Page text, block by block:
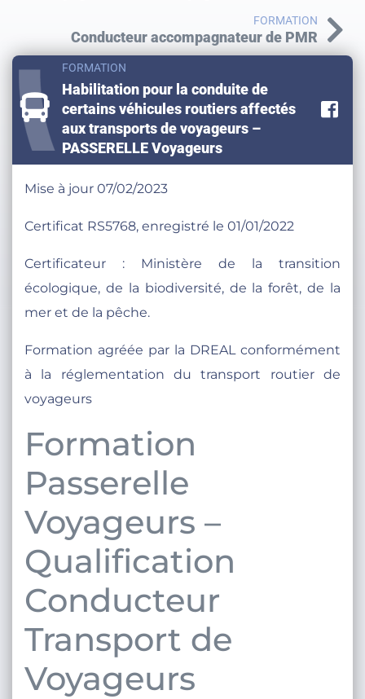
FORMATION
Conducteur accompagnateur de PMR
FORMATION
Habilitation pour la conduite de
certains véhicules routiers affectés
aux transports de voyageurs –
PASSERELLE Voyageurs
Mise à jour 07/02/2023
Certificat RS5768, enregistré le 01/01/2022
Certificateur : Ministère de la transition
écologique, de la biodiversité, de la forêt, de la
mer et de la pêche.
Formation agréée par la DREAL conformément
à la réglementation du transport routier de
voyageurs
Formation
Passerelle
Voyageurs –
Qualification
Conducteur
Transport de
Voyageurs